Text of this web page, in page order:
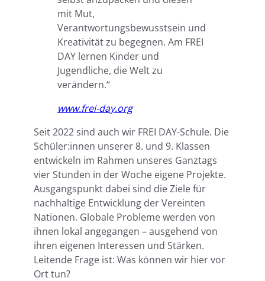
mit Mut,
Verantwortungsbewusstsein und
Kreativität zu begegnen. Am FREI
DAY lernen Kinder und
Jugendliche, die Welt zu
verändern.“
www.frei-day.org
Seit 2022 sind auch wir FREI DAY-Schule. Die
Schüler:innen unserer 8. und 9. Klassen
entwickeln im Rahmen unseres Ganztags
vier Stunden in der Woche eigene Projekte.
Ausgangspunkt dabei sind die Ziele für
nachhaltige Entwicklung der Vereinten
Nationen. Globale Probleme werden von
ihnen lokal angegangen – ausgehend von
ihren eigenen Interessen und Stärken.
Leitende Frage ist: Was können wir hier vor
Ort tun?